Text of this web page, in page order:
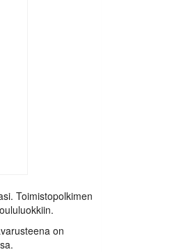
Toimistopolkimen
on